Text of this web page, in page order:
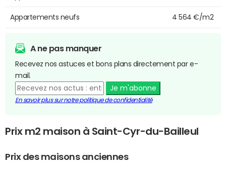
Appartements neufs 4 564 €/m2
A ne pas manquer
Recevez nos astuces et bons plans directement par e-
mail.
Je m'abonne
En savoir plus sur notre politique de confidentialité
Prix m2 maison à Saint-Cyr-du-Bailleul
Prix des maisons anciennes